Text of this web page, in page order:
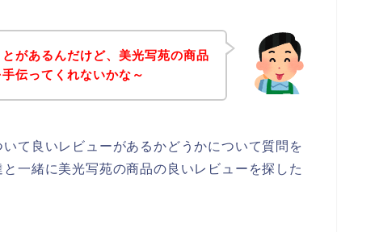
があるんだけど、美光写苑の商品
伝ってくれないかな～
て良いレビューがあるかどうかについて質問を
一緒に美光写苑の商品の良いレビューを探した